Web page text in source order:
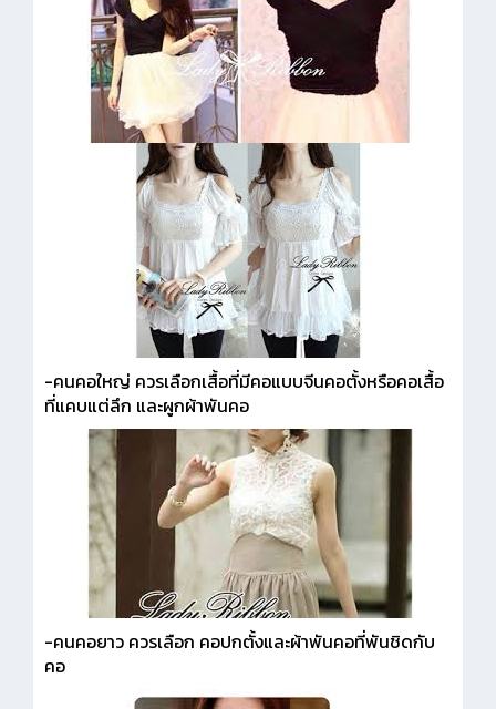
-คนคอใหญ่ ควรเลือกเสื้อที่มีคอแบบจีนคอตั้งหรือคอเสื้อ
ที่แคบแต่ลึก และผูกผ้าพันคอ
-คนคอยาว ควรเลือก คอปกตั้งและผ้าพันคอที่พันชิดกับ
คอ